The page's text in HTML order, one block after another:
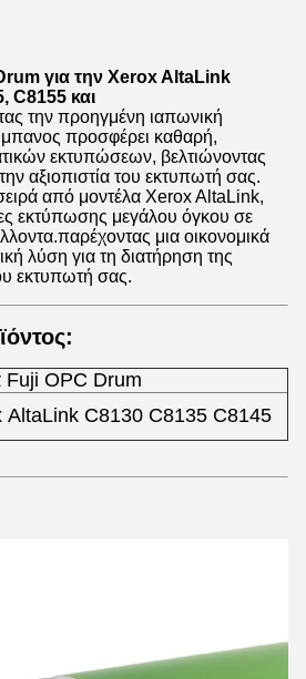
για την Xerox AltaLink
C8155 και
την προηγμένη ιαπωνική
προσφέρει καθαρή,
εκτυπώσεων, βελτιώνοντας
αξιοπιστία του εκτυπωτή σας.
από μοντέλα Xerox AltaLink,
εκτύπωσης μεγάλου όγκου σε
μια οικονομικά
λύση για τη διατήρηση της
εκτυπωτή σας.
Fuji OPC Drum
AltaLink C8130 C8135 C8145